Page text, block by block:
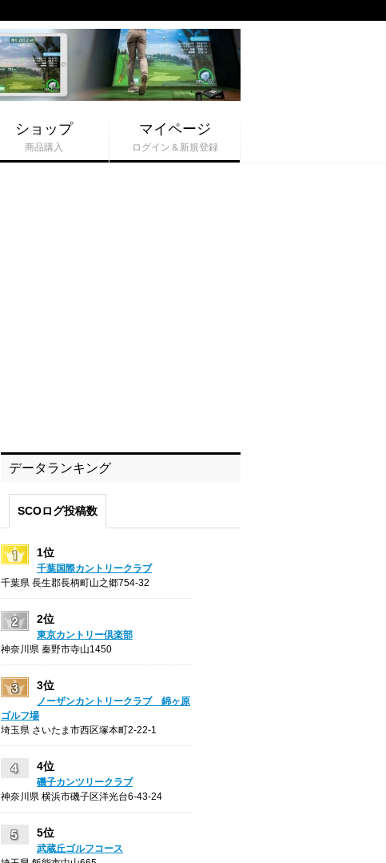
ショップ
商品購入
マイページ
ログイン＆新規登録
データランキング
SCOログ投稿数
1位
千葉国際カントリークラブ
千葉県 長生郡長柄町山之郷754-32
2位
東京カントリー倶楽部
神奈川県 秦野市寺山1450
3位
ノーザンカントリークラブ 錦ヶ原
ゴルフ場
埼玉県 さいたま市西区塚本町2-22-1
4位
磯子カンツリークラブ
神奈川県 横浜市磯子区洋光台6-43-24
5位
武蔵丘ゴルフコース